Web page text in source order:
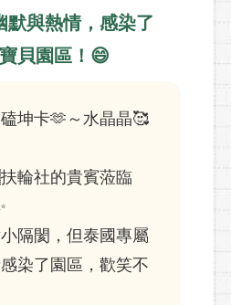
默與熱情，感染了
貝園區！😄
坤卡🫶～水晶晶🥰
輪社的貴賓蒞臨
隔閡，但泰國專屬
染了園區，歡笑不